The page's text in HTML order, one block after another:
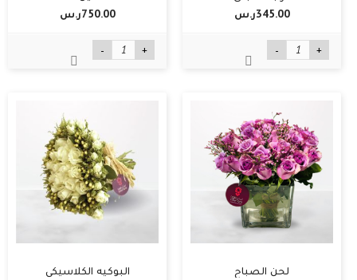
345.00ر.س‏
- +
750.00ر.س‏
- +
لحن الصباح
البوكيه الكلاسيكي